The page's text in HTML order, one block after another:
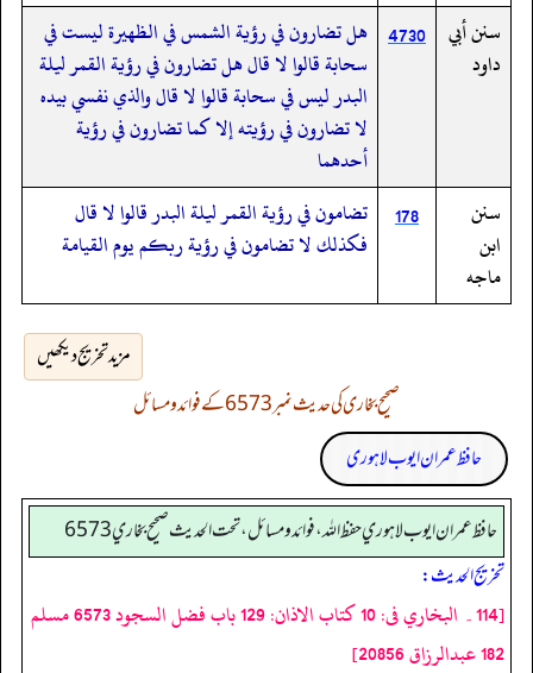
سنن أبي
داود
4730 هل تضارون في رؤية الشمس في الظهيرة ليست في
سحابة قالوا لا قال هل تضارون في رؤية القمر ليلة
البدر ليس في سحابة قالوا لا قال والذي نفسي بيده
لا تضارون في رؤيته إلا كما تضارون في رؤية
أحدهما
سنن
ابن
ماجه
178
تضامون في رؤية القمر ليلة البدر قالوا لا قال
فكذلك لا تضامون في رؤية ربكم يوم القيامة
مزید تخریج دیکھیں
صحیح بخاری کی حدیث نمبر 6573 کے فوائد و مسائل
حافظ عمران ایوب لاہوری
حافظ عمران ايوب لاهوري حفظ الله، فوائد و مسائل، تحت الحديث صحيح بخاري 6573
تخريج الحديث:
[114۔ البخاري فى: 10 كتاب الاذان: 129 باب فضل السجود 6573 مسلم
182 عبدالرزاق 20856]